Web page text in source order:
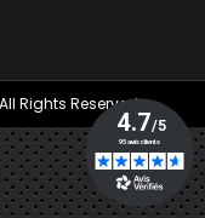
Rights Reserved.